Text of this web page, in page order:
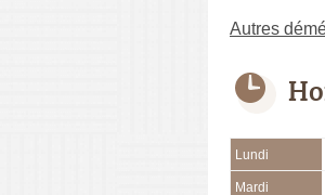
Autres
Lundi
Mardi